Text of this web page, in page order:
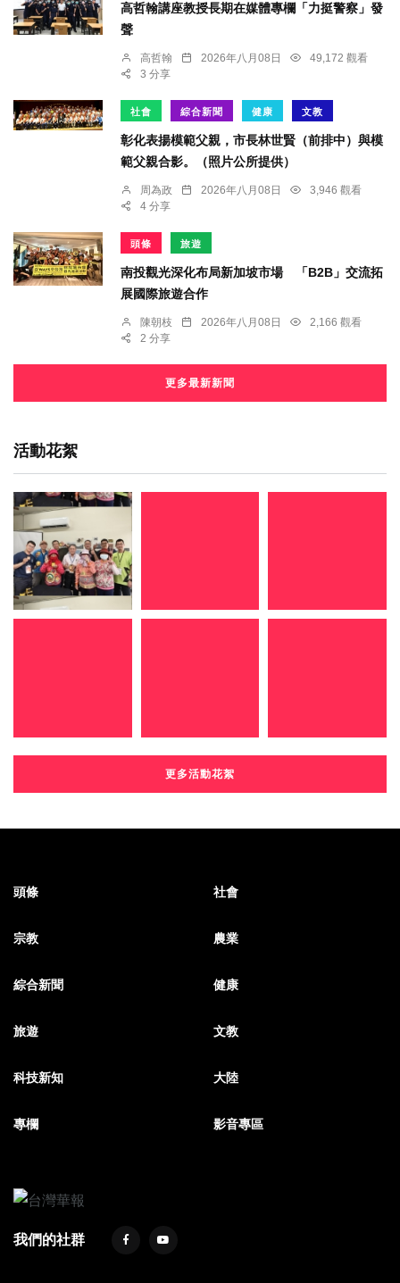
高哲翰講座教授長期在媒體專欄「力挺警察」發
聲
高哲翰 2026年八月08日
49,172 觀看
3 分享
社會 綜合新聞 健康 文教
彰化表揚模範父親，市長林世賢（前排中）與模
範父親合影。（照片公所提供）
周為政 2026年八月08日
3,946 觀看
4 分享
頭條 旅遊
南投觀光深化布局新加坡市場 「B2B」交流拓
展國際旅遊合作
陳朝枝 2026年八月08日
2,166 觀看
2 分享
更多最新新聞
活動花絮
更多活動花絮
頭條 社會
宗教 農業
綜合新聞 健康
旅遊 文教
科技新知 大陸
專欄 影音專區
我們的社群